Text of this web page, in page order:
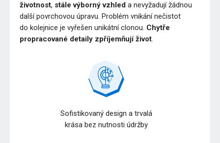
životnost, stále výborný vzhled a nevyžadují žádnou
další povrchovou úpravu. Problém vnikání nečistot
do kolejnice je vyřešen unikátní clonou. Chytře
propracované detaily zpříjemňují život.
Sofistikovaný design a trvalá
krása bez nutnosti údržby